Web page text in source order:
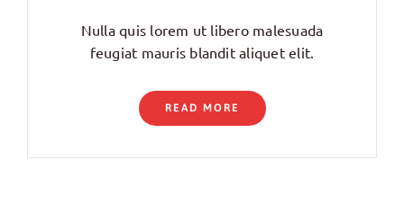
Nulla quis lorem ut libero malesuada
feugiat mauris blandit aliquet elit.
READ MORE